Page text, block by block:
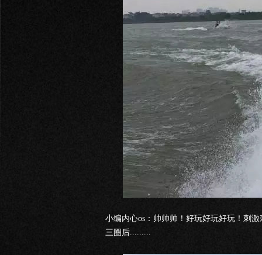
小编内心os：帅帅帅！好玩好玩好玩！刺
三圈后.........